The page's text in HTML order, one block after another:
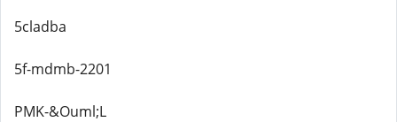
5cladba
5f-mdmb-2201
PMK-&Ouml;L